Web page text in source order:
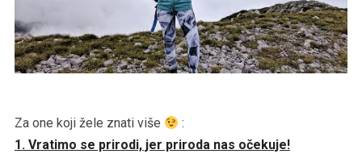
Za one koji žele znati više
:
1. Vratimo se prirodi, jer priroda nas očekuje!